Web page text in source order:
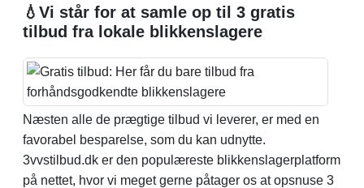
💧Vi står for at samle op til 3 gratis
tilbud fra lokale blikkenslagere
Næsten alle de prægtige tilbud vi leverer, er med en
favorabel besparelse, som du kan udnytte.
3vvstilbud.dk er den populæreste blikkenslagerplatform
på nettet, hvor vi meget gerne påtager os at opsnuse 3